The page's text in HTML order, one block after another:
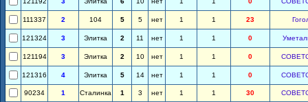
111337 2 104 5 5 нет 1 1 23
121324 3 Элитка 2 11 нет 1 1 0
121194 3 Элитка 2 10 нет 1 1 0
121316 4 Элитка 5 14 нет 1 1 0
90234 1 Сталинка 1 3 нет 1 1 30